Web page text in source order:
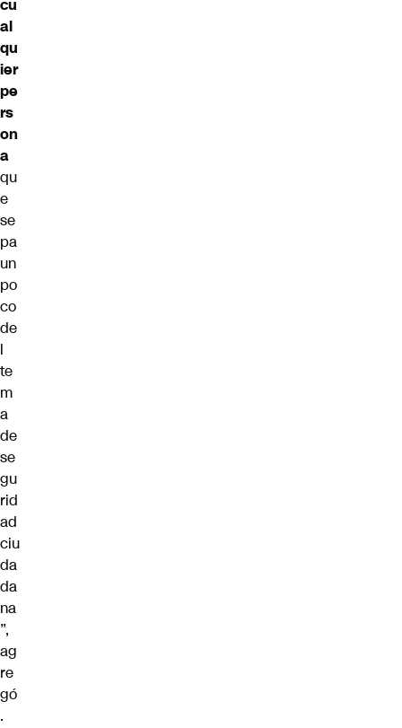
cu
al
qu
ier
pe
rs
on
a
qu
e
se
pa
un
po
co
de
l
te
m
a
de
se
gu
rid
ad
ciu
da
da
na
”,
ag
re
gó
.